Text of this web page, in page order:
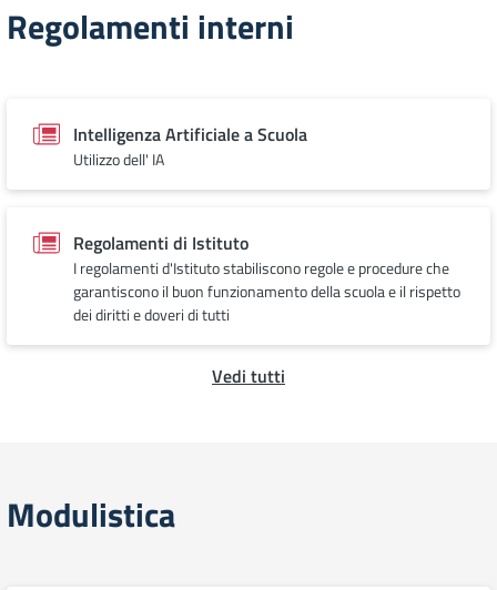
Regolamenti interni
Intelligenza Artificiale a Scuola
Utilizzo dell' IA
Regolamenti di Istituto
I regolamenti d'Istituto stabiliscono regole e procedure che
garantiscono il buon funzionamento della scuola e il rispetto
dei diritti e doveri di tutti
Vedi tutti
Modulistica